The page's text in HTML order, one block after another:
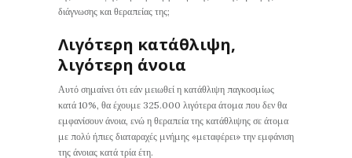
διάγνωσης και θεραπείας της;
Λιγότερη κατάθλιψη,
λιγότερη άνοια
Αυτό σημαίνει ότι εάν μειωθεί η κατάθλιψη παγκοσμίως
κατά 10%, θα έχουμε 325.000 λιγότερα άτομα που δεν θα
εμφανίσουν άνοια, ενώ η θεραπεία της κατάθλιψης σε άτομα
με πολύ ήπιες διαταραχές μνήμης «μεταφέρει» την εμφάνιση
της άνοιας κατά τρία έτη.